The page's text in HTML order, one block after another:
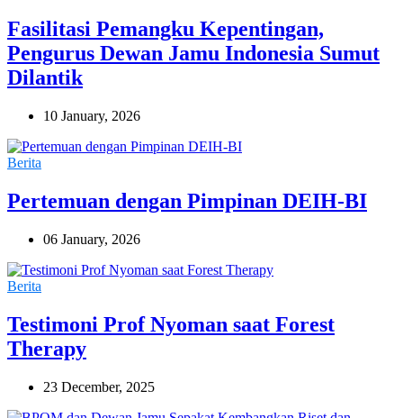
Fasilitasi Pemangku Kepentingan,
Pengurus Dewan Jamu Indonesia Sumut
Dilantik
10 January, 2026
Berita
Pertemuan dengan Pimpinan DEIH-BI
06 January, 2026
Berita
Testimoni Prof Nyoman saat Forest
Therapy
23 December, 2025